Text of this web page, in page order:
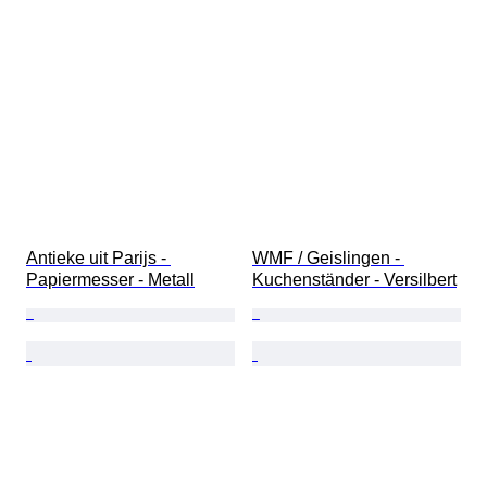
Antieke uit Parijs -
Papiermesser - Metall
WMF / Geislingen -
Kuchenständer - Versilbert